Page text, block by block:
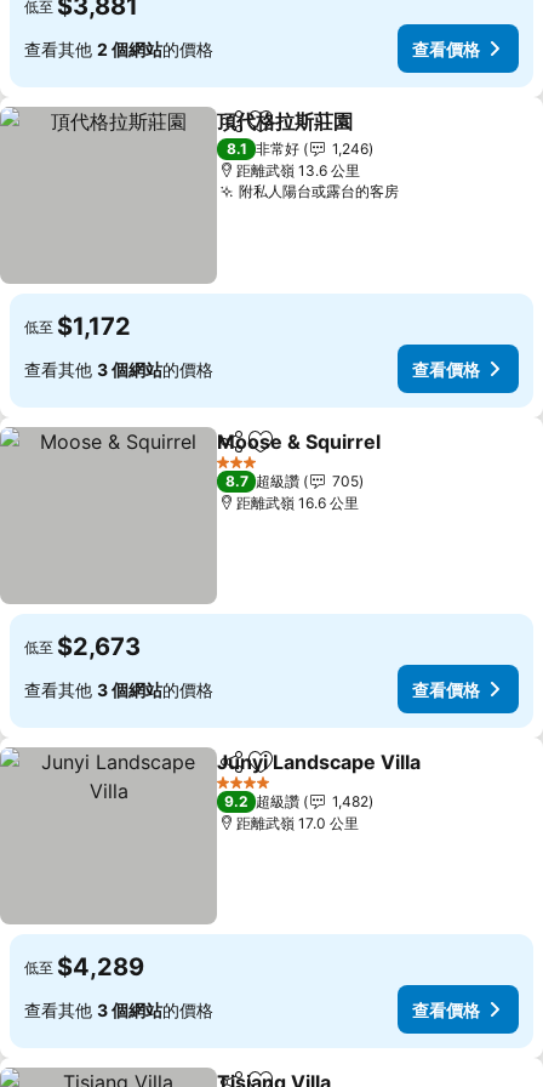
低至 $3,881
查看其他 2 個網站的價格 查看價格
分享 加入我的最愛
頂代格拉斯莊園
8.1 非常好
1,246
距離武嶺 13.6 公里
附私人陽台或露台的客房查看價格
低至 $1,172
查看其他 3 個網站的價格 查看價格
分享 加入我的最愛
Moose & Squirrel
3 星級
8.7 超級讚
705
距離武嶺 16.6 公里
低至 $2,673
查看其他 3 個網站的價格 查看價格
分享 加入我的最愛
Junyi Landscape Villa
4 星級
9.2 超級讚
1,482
距離武嶺 17.0 公里
低至 $4,289
查看其他 3 個網站的價格 查看價格
Tisiang Villa